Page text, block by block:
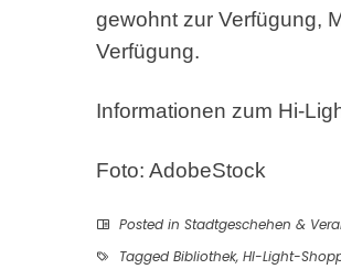
gewohnt zur Verfügung,
Verfügung.
Informationen zum Hi-
Foto: AdobeStock
Posted in Stadtgeschehen &
Tagged Bibliothek, HI-Light-